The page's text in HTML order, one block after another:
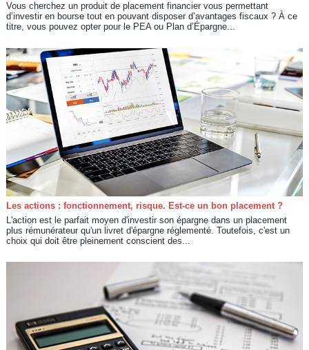
Vous cherchez un produit de placement financier vous permettant
d’investir en bourse tout en pouvant disposer d’avantages fiscaux ? À ce
titre, vous pouvez opter pour le PEA ou Plan d’Épargne...
Les actions : fonctionnement, risque. Est-ce un bon placement ?
L'action est le parfait moyen d'investir son épargne dans un placement
plus rémunérateur qu'un livret d'épargne réglementé. Toutefois, c'est un
choix qui doit être pleinement conscient des...